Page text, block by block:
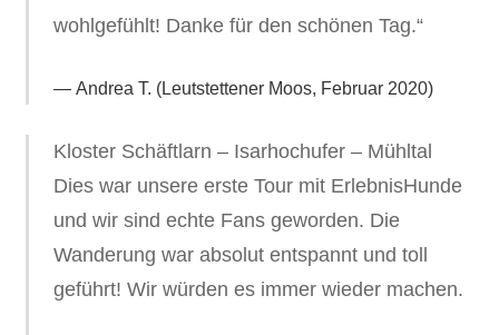
wohlgefühlt! Danke für den schönen Tag.“
Andrea T. (Leutstettener Moos, Februar 2020)
Kloster Schäftlarn – Isarhochufer – Mühltal
Dies war unsere erste Tour mit ErlebnisHunde
und wir sind echte Fans geworden. Die
Wanderung war absolut entspannt und toll
geführt! Wir würden es immer wieder machen.